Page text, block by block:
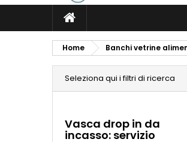
Home Banchi vetrine
Seleziona qui i filtri di ricerca
Vasca drop in da
incasso: servizio